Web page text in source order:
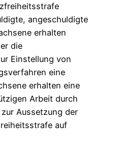
angeschuldigte
erhalten
die
Einstellung von
eine
erhalten eine
Arbeit durch
Aussetzung der
auf